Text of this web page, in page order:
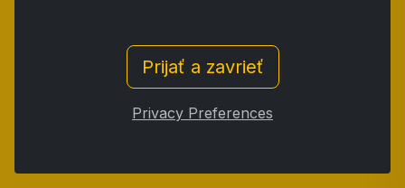
Kontakt / Obchodné podmienky
Ochrana osobných údajov / Reklamačný poriadok
Reklamačný protokol / Odstúpenie od zmluvy
Cookies
Prijať a zavrieť
Privacy Preferences